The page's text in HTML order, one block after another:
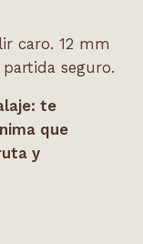
caro. 12 mm
seguro.
te
que
y